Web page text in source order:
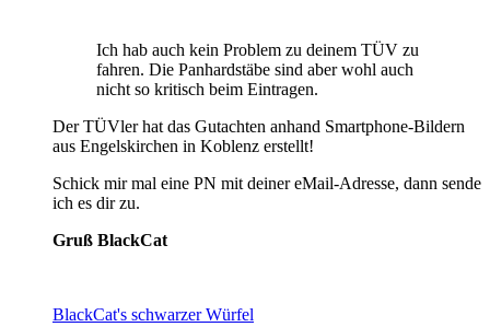
Ich hab auch kein Problem zu deinem TÜV zu
fahren. Die Panhardstäbe sind aber wohl auch
nicht so kritisch beim Eintragen.
Der TÜVler hat das Gutachten anhand Smartphone-Bildern
aus Engelskirchen in Koblenz erstellt!
Schick mir mal eine PN mit deiner eMail-Adresse, dann sende
ich es dir zu.
Gruß BlackCat
BlackCat's schwarzer Würfel